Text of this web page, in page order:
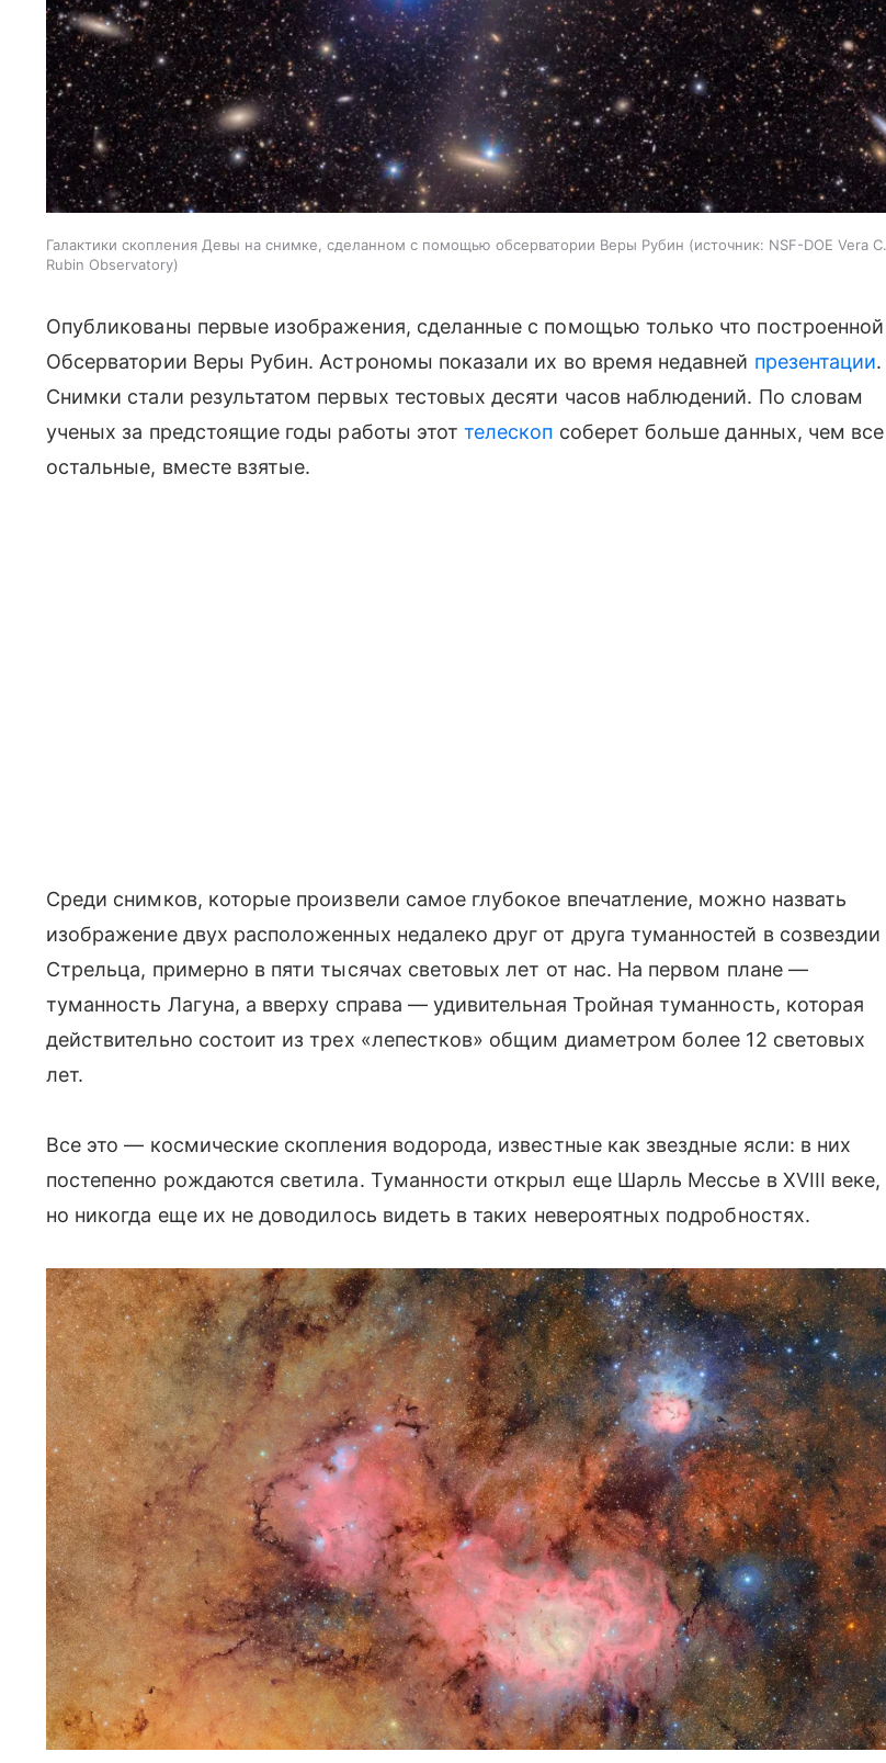
Галактики скопления Девы на снимке, сделанном с помощью обсерватории Веры Рубин источник: NSF-DOE Vera C.
Rubin Observatory
Опубликованы первые изображения, сделанные с помощью только что построенной
Обсерватории Веры Рубин. Астрономы показали их во время недавней презентации.
Снимки стали результатом первых тестовых десяти часов наблюдений. По словам
ученых за предстоящие годы работы этоттелескоп соберет больше данных, чем все
остальные, вместе взятые.
Среди снимков, которые произвели самое глубокое впечатление, можно назвать
изображение двух расположенных недалеко друг от друга туманностей в созвездии
Стрельца, примерно в пяти тысячах световых лет от нас. На первом плане —
туманность Лагуна, а вверху справа — удивительная Тройная туманность, которая
действительно состоит из трех «лепестков» общим диаметром более 12 световых
лет.
Все это — космические скопления водорода, известные как звездные ясли: в них
постепенно рождаются светила. Туманности открыл еще Шарль Мессье в XVIII веке,
но никогда еще их не доводилось видеть в таких невероятных подробностях.